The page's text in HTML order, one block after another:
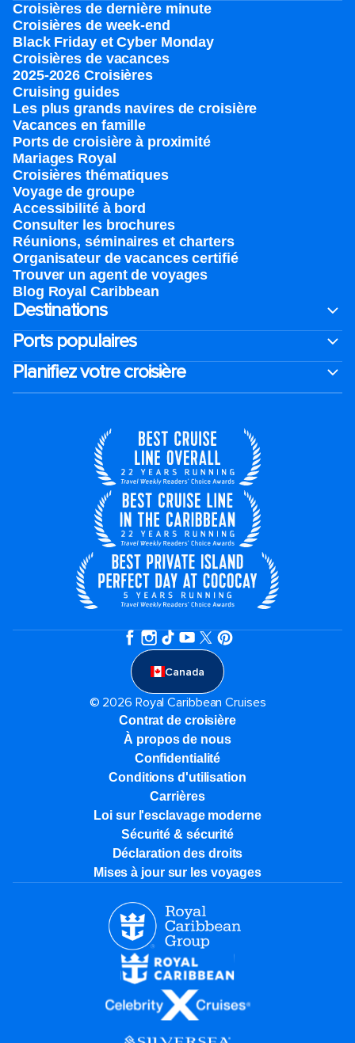
Croisières de dernière minute
Croisières de week-end
Black Friday et Cyber Monday
Croisières de vacances
2025-2026 Croisières
Cruising guides
Les plus grands navires de croisière
Vacances en famille
Ports de croisière à proximité
Mariages Royal
Croisières thématiques
Voyage de groupe​
Accessibilité à bord​
Consulter les brochures
Réunions, séminaires et charters
Organisateur de vacances certifié
Trouver un agent de voyages
Blog Royal Caribbean
Destinations
Ports populaires
Planifiez votre croisière
Canada
© 2026 Royal Caribbean Cruises
Contrat de croisière
À propos de nous
Confidentialité
Conditions d'utilisation
Carrières
Loi sur l'esclavage moderne
Sécurité & sécurité
Déclaration des droits
Mises à jour sur les voyages